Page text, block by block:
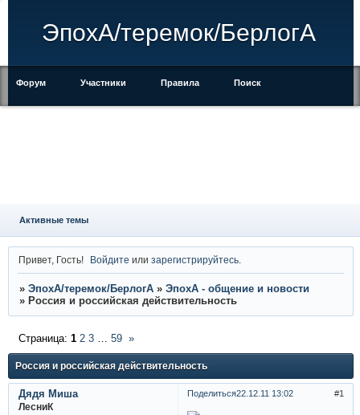
ЭпохА/теремок/БерлогА
Форум Участники Правила Поиск
Активные темы
Привет, Гость! Войдите илизарегистрируйтесь
» ЭпохА/теремок/БерлогА » ЭпохА - общение и новости
» Россия и российская действительность
Россия и российская действительность
Страница: 1 2 3 … 59 »
Поделиться 1
22.12.11 13:02
Дядя Миша
ЛесниК